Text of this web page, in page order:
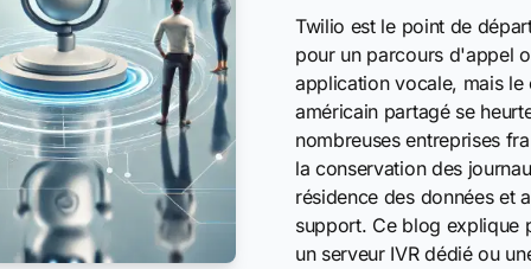
Twilio est le point de
pour un parcours d'appel
application vocale, mais le
américain partagé se
nombreuses entreprises
la conservation des
résidence des données et
support. Ce blog explique
un serveur IVR dédié ou